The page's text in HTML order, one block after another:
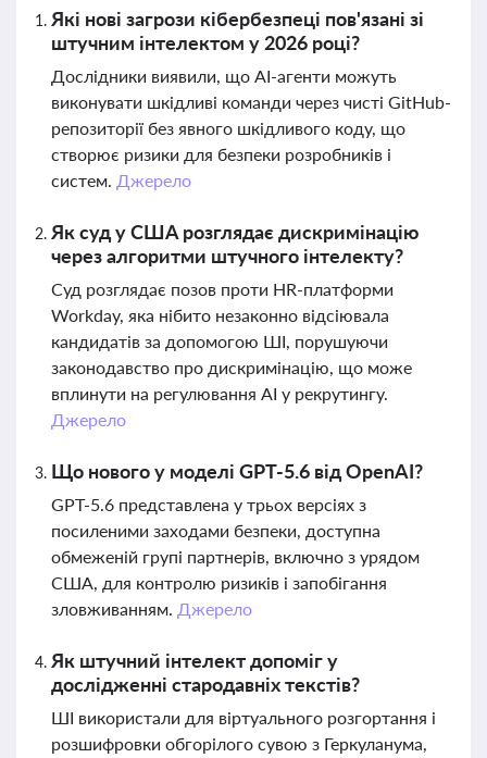
Які нові загрози кібербезпеці пов'язані зі
штучним інтелектом у 2026 році?
Дослідники виявили, що AI-агенти можуть
виконувати шкідливі команди через чисті GitHub-
репозиторії без явного шкідливого коду, що
створює ризики для безпеки розробників і
систем. Джерело
Як суд у США розглядає дискримінацію
через алгоритми штучного інтелекту?
Суд розглядає позов проти HR-платформи
Workday, яка нібито незаконно відсіювала
кандидатів за допомогою ШІ, порушуючи
законодавство про дискримінацію, що може
вплинути на регулювання AI у рекрутингу.
Джерело
Що нового у моделі GPT-5.6 від OpenAI?
GPT-5.6 представлена у трьох версіях з
посиленими заходами безпеки, доступна
обмеженій групі партнерів, включно з урядом
США, для контролю ризиків і запобігання
зловживанням. Джерело
Як штучний інтелект допоміг у
дослідженні стародавніх текстів?
ШІ використали для віртуального розгортання і
розшифровки обгорілого сувою з Геркуланума,